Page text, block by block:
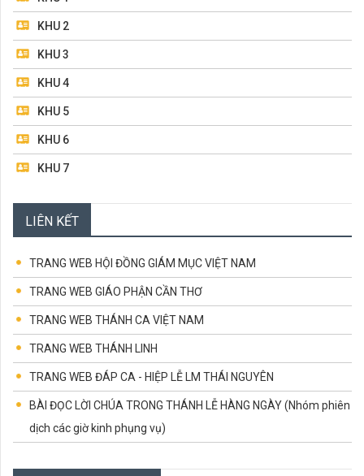
Đến và ở lại (22.5.2022 – Chúa Nhật 6 Phục Sinh)
14/05/2022
ĐỌC TIẾP...
10/2021 THÁNG MÂN CÔI
KHU 2
KHU 3
KHU 4
KHU 5
KHU 6
KHU 7
BAN MỤC VỤ TRUYỀN THÔNG
BAN TRẬT TỰ & GIỮ XE
LIÊN KẾT
TRANG WEB HỘI ĐỒNG GIÁM MỤC VIỆT NAM
TRANG WEB GIÁO PHẬN CẦN THƠ
TRANG WEB THÁNH CA VIỆT NAM
TRANG WEB THÁNH LINH
TRANG WEB ĐÁP CA - HIỆP LỄ LM THÁI NGUYÊN
BÀI ĐỌC LỜI CHÚA TRONG THÁNH LỄ HÀNG NGÀY (Nhóm phiên
dịch các giờ kinh phụng vụ)